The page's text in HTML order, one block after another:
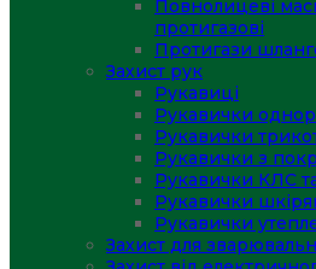
Повнолицеві
протигазові
Протигази
Захист рук
Рукавиці
Рукавички
Рукавички
Рукавички з
Рукавички КЛС
Рукавички
Рукавички
Захист для